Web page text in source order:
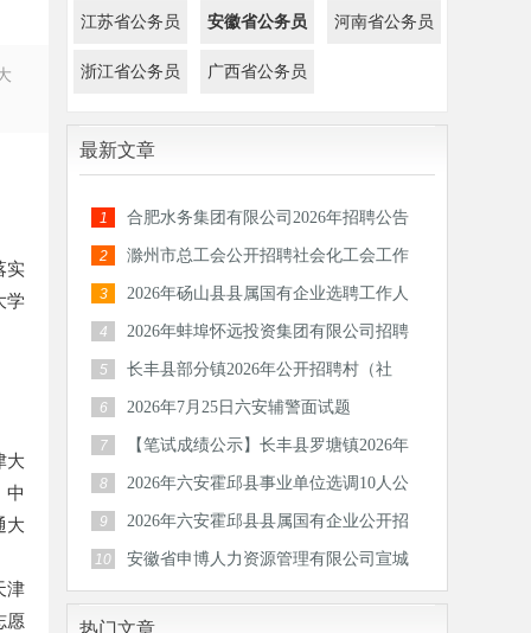
实
学
大
中
大
津
愿
江苏省公务员 安徽省公务员 河南省公务员
浙江省公务员 广西省公务员
最新文章
1 合肥水务集团有限公司2026年招聘公告
2
滁州市总工会公开招聘社会化工会工作
者和专
3
2026年砀山县县属国有企业选聘工作人
员公告
4
2026年蚌埠怀远投资集团有限公司招聘
30人公
5
长丰县部分镇2026年公开招聘村（社
区）后备
6 2026年7月25日六安辅警面试题
7
【笔试成绩公示】长丰县罗塘镇2026年
公开招
8
2026年六安霍邱县事业单位选调10人公
告
9
2026年六安霍邱县县属国有企业公开招
聘工作
10
安徽省申博人力资源管理有限公司宣城
分公司
热门文章